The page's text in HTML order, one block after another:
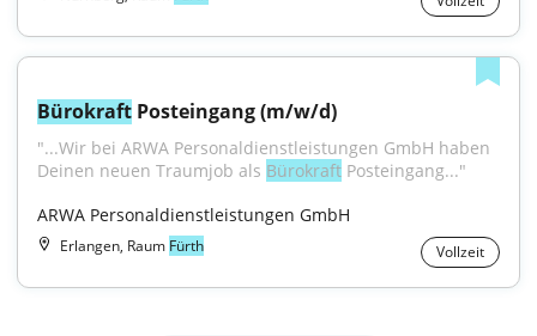
Bürokraft Posteingang (m/w/d)
"...Wir bei ARWA Personaldienstleistungen GmbH haben
Deinen neuen Traumjob als Bürokraft Posteingang..."
ARWA Personaldienstleistungen GmbH
Erlangen, Raum Fürth Vollzeit